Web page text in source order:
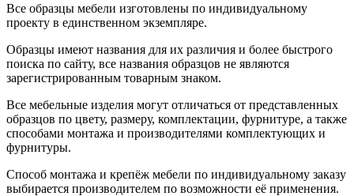
Все образцы мебели изготовлены по индивидуальному
проекту в единственном экземпляре.
Образцы имеют названия для их различия и более быстрого
поиска по сайту, все названия образцов не являются
зарегистрированным товарным знаком.
Все мебельные изделия могут отличаться от представленных
образцов по цвету, размеру, комплектации, фурнитуре, а также
способами монтажа и производителями комплектующих и
фурнитуры.
Способ монтажа и крепёж мебели по индивидуальному заказу
выбирается производителем по возможности её применения.